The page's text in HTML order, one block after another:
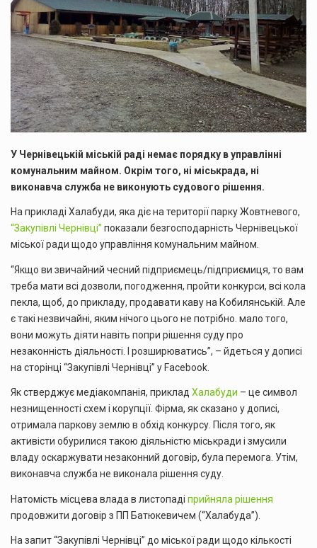
У Чернівецькій міській раді немає порядку в управлінні
комунальним майном. Окрім того, ні міськрада, ні
виконавча служба не виконують судового рішення.
На прикладі Халабуди, яка діє на території парку Жовтневого,
“Закупівлі Чернівці” показали безгосподарність Чернівецької
міської ради щодо управління комунальним майном.
“Якщо ви звичайний чесний підприємець/підприємиця, то вам
треба мати всі дозволи, погодження, пройти конкурси, всі кола
пекла, щоб, до прикладу, продавати каву на Кобилянській. Але
є такі незвичайні, яким нічого цього не потрібно. мало того,
вони можуть діяти навіть попри рішення суду про
незаконність діяльності. І розширюватись”, – йдеться у дописі
на сторінці “Закупівлі Чернівці” у Facebook.
Як стверджує медіакомпанія, приклад Халабуди – це символ
незнищенності схем і корупції. Фірма, як сказано у дописі,
отримала паркову землю в обхід конкурсу. Після того, як
активісти обурилися такою діяльністю міськради і змусили
владу оскаржувати незаконний договір, була перемога. Утім,
виконавча служба не виконала рішення суду.
Натомість місцева влада в листопаді прийняла рішення
продовжити договір з ПП Батюкевичем (“Халабуда”).
На запит “Закупівлі Чернівці” до міської ради щодо кількості